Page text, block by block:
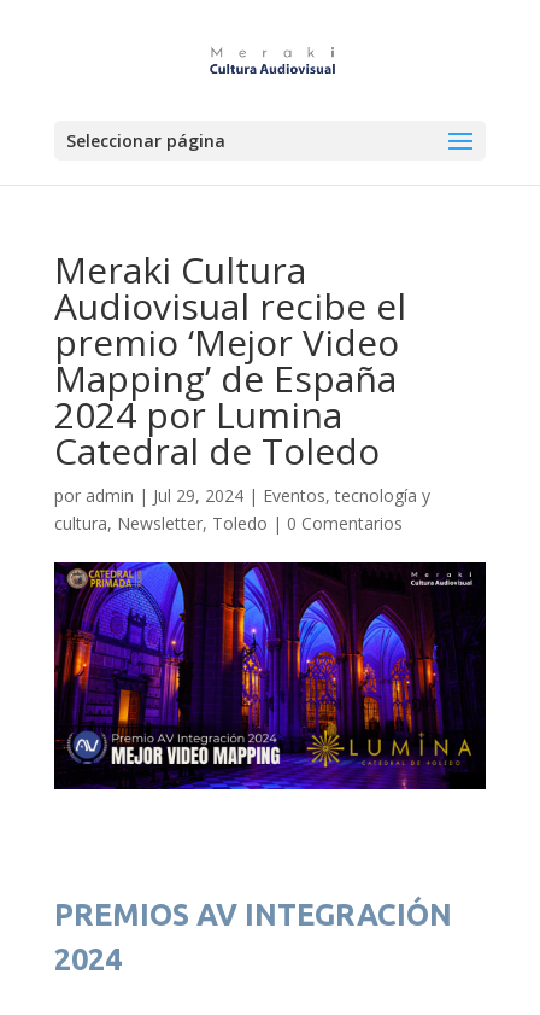
Seleccionar página
Meraki Cultura
Audiovisual recibe el
premio ‘Mejor Video
Mapping’ de España
2024 por Lumina
Catedral de Toledo
por admin | Jul 29, 2024| Eventos, tecnología y
cultura, Newsletter, Toledo | 0 Comentarios
PREMIOS AV INTEGRACIÓN
2024